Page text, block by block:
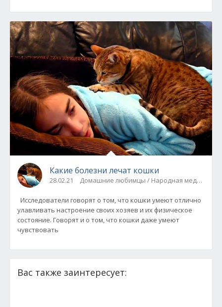
Какие болезни лечат кошки
28.02.21 Домашние любимцы / Народная медицина
улавливать настроение своих хозяев и их физическое
состояние. Говорят и о том, что кошки даже умеют
чувствовать
Вас также заинтересует: